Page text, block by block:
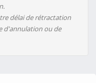
délai de rétractation
d'annulation ou de